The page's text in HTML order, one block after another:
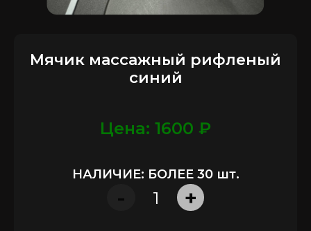
Мячик массажный рифленый
синий
Цена: 1600 ₽
НАЛИЧИЕ: БОЛЕЕ 30 шт.
- +